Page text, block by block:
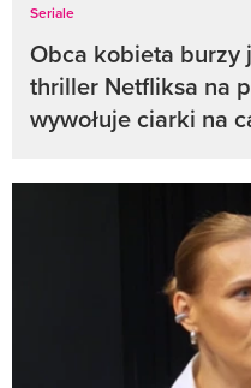
Seriale
Obca kobieta burzy
thriller Netfliksa na
wywołuje ciarki na